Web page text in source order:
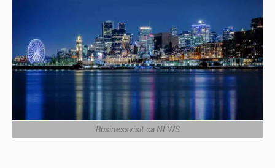
Businessvisit.ca NEWS